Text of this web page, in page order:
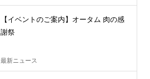
【イベントのご案内】オータム 肉の感
謝祭
最新ニュース